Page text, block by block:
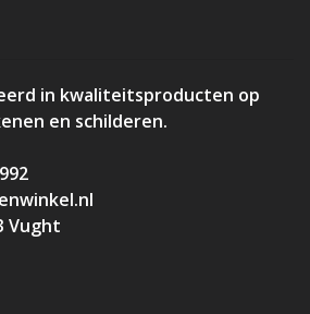
in kwaliteitsproducten op
en schilderen.
Vught